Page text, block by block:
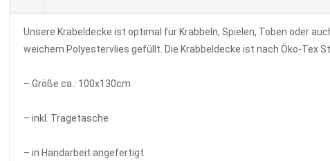
Unsere Krabeldecke ist optimal für Krabbeln, Spielen, Toben oder
weichem Polyestervlies gefüllt. Die Krabbeldecke ist nach Öko-
– Größe ca.: 100x130cm
– inkl. Tragetasche
– in Handarbeit angefertigt